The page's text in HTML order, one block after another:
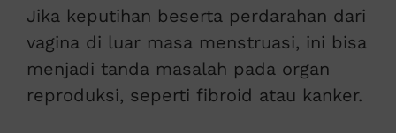
Jika keputihan beserta perdarahan dari
vagina di luar masa menstruasi, ini bisa
menjadi tanda masalah pada organ
reproduksi, seperti fibroid atau kanker.